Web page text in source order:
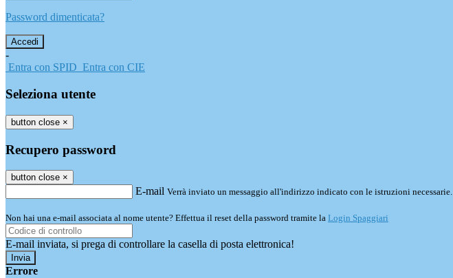
Password dimenticata?
-
Entra con SPID Entra con CIE
Seleziona utente
button close ×
Recupero password
button close ×
E-mail Verrà inviato un messaggio all'indirizzo indicato con le istruzioni necessarie.
Non hai una e-mail associata al nome utente? Effettua il reset della password tramite la Login Spaggiari
E-mail inviata, si prega di controllare la casella di posta elettronica!
Errore